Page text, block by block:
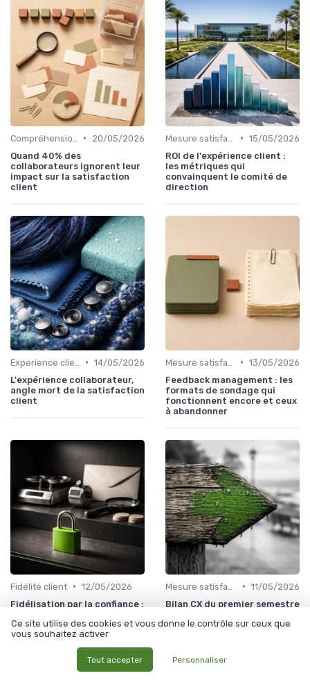
•
20/05/2026
Quand 40% des
collaborateurs ignorent leur
impact sur la satisfaction
client
• 15/05/2026
ROI de l'expérience client :
les métriques qui
convainquent le comité de
direction
• 14/05/2026
L'expérience collaborateur,
angle mort de la satisfaction
client
• 13/05/2026
Feedback management : les
formats de sondage qui
fonctionnent encore et ceux
à abandonner
Fidélité client • 12/05/2026
Fidélisation par la confiance :
vraiment en 2026
• 11/05/2026
Bilan CX du premier semestre
avant l'été
Ce site utilise des cookies et vous donne le contrôle sur ceux que
vous souhaitez activer
Tout accepter Personnaliser